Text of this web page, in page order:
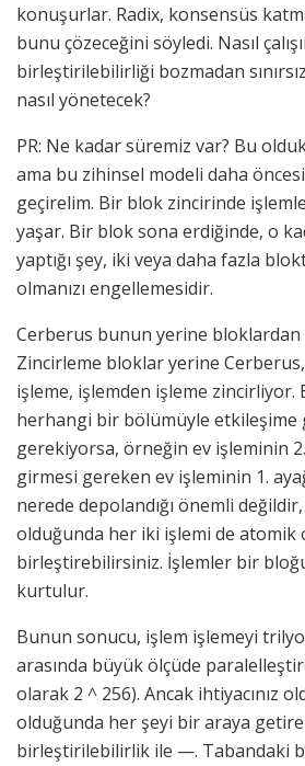
konuşurlar. Radix, konsensüs
bunu çözeceğini söyledi. Nasıl
birleştirilebilirliği bozmadan
nasıl yönetecek?
PR: Ne kadar süremiz var? Bu
ama bu zihinsel modeli daha
geçirelim. Bir blok zincirinde
yaşar. Bir blok sona erdiğinde, o
yaptığı şey, iki veya daha fazla
olmanızı engellemesidir.
Cerberus bunun yerine
Zincirleme bloklar yerine
işleme, işlemden işleme
herhangi bir bölümüyle etkileşime
gerekiyorsa, örneğin ev işleminin
girmesi gereken ev işleminin 1.
nerede depolandığı önemli değildir,
olduğunda her iki işlemi de atomik
birleştirebilirsiniz. İşlemler bir
kurtulur.
Bunun sonucu, işlem işlemeyi
arasında büyük ölçüde
olarak 2 ^ 256). Ancak ihtiyacınız
olduğunda her şeyi bir araya
birleştirilebilirlik ile —. Tabandaki